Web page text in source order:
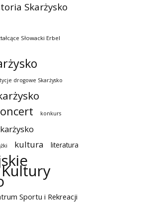
Skarżysko
Słowacki Erbel
drogowe Skarżysko
konkurs
kultura literatura
Sportu i Rekreacji